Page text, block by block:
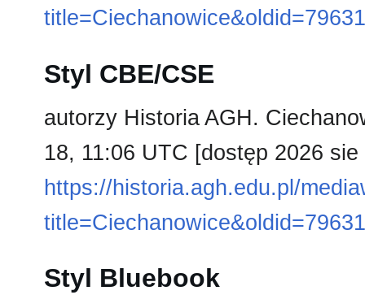
title=Ciechanowice&oldid=79631
Styl CBE/CSE
autorzy Historia AGH.
18, 11:06 UTC [dostęp 2026
https://historia.agh.edu.pl/
title=Ciechanowice&oldid=79631
Styl Bluebook